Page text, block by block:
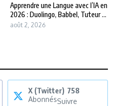
Apprendre une Langue avec l’IA en
2026 : Duolingo, Babbel, Tuteur ...
août 2, 2026
X (Twitter) 758
AbonnésSuivre